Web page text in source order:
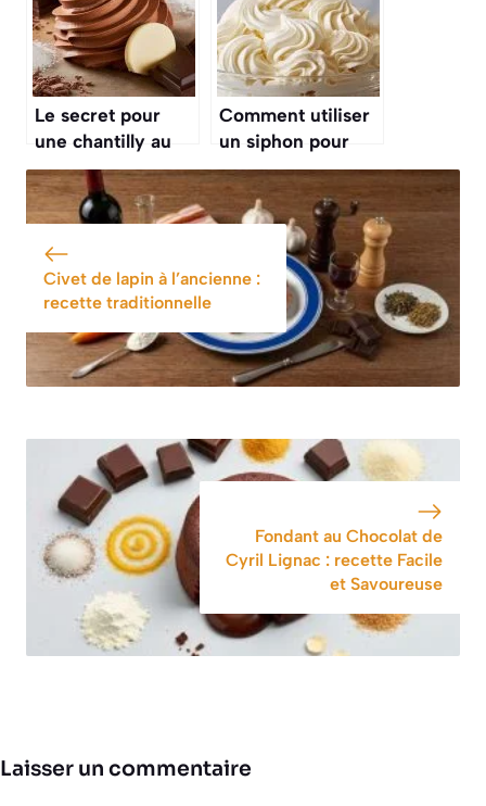
Le secret pour
une chantilly au
chocolat qui soit
ferme, aérée et
intense en goût
Comment utiliser
un siphon pour
chantilly : guide
pratique pour des
desserts parfaits
Civet de lapin à l’ancienne :
recette traditionnelle
Fondant au Chocolat de
Cyril Lignac : recette Facile
et Savoureuse
Laisser un commentaire